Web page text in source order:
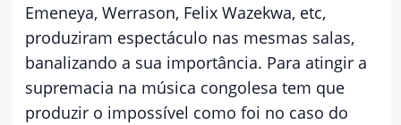
Emeneya, Werrason, Felix Wazekwa, etc,
produziram espectáculo nas mesmas salas,
banalizando a sua importância. Para atingir a
supremacia na música congolesa tem que
produzir o impossível como foi no caso do